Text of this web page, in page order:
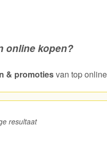
online kopen?
& promotiesvan top
resultaat